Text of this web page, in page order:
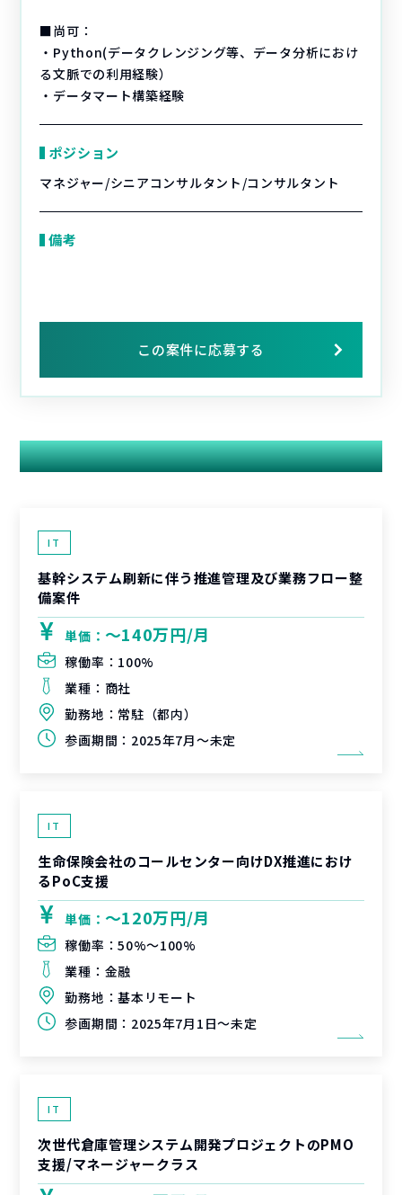
■尚可：
・Python(データクレンジング等、データ分析におけ
る文脈での利用経験）
・データマート構築経験
ポジション
マネジャー/シニアコンサルタント/コンサルタント
備考
この案件に応募する
関連する案件
IT
基幹システム刷新に伴う推進管理及び業務フロー整
備案件
単価： 〜140万円/月
稼働率： 100%
業種： 商社
勤務地： 常駐（都内）
参画期間： 2025年7月～未定
IT
生命保険会社のコールセンター向けDX推進におけ
るPoC支援
単価： 〜120万円/月
稼働率：50%〜100%
業種： 金融
勤務地：基本リモート
参画期間： 2025年7月1日～未定
IT
次世代倉庫管理システム開発プロジェクトのPMO
支援/マネージャークラス